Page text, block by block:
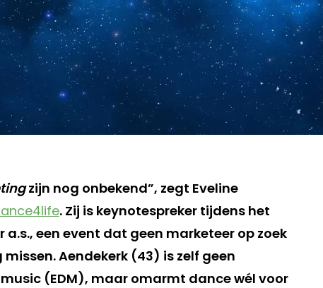
zijn nog onbekend”, zegt Eveline
. Zij is keynotespreker tijdens het
een event dat geen marketeer op zoek
Aendekerk (43) is zelf geen
(EDM), maar omarmt dance wél voor